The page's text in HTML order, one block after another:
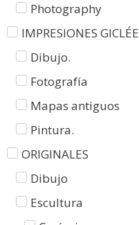
Photography
IMPRESIONES GICLÉE
Dibujo.
Fotografía
Mapas antiguos
Pintura.
ORIGINALES
Dibujo
Escultura